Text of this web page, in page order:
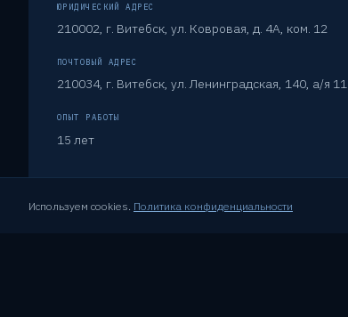
ЮРИДИЧЕСКИЙ АДРЕС
210002, г. Витебск, ул. Ковровая, д. 4А, ком. 12
ПОЧТОВЫЙ АДРЕС
210034, г. Витебск, ул. Ленинградская, 140, а/я 11
ОПЫТ РАБОТЫ
15 лет
Используем cookies. Политика конфиденциальности